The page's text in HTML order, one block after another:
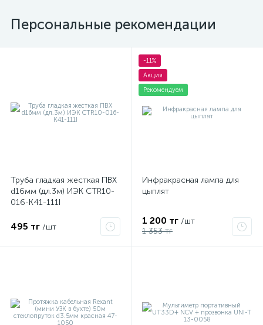
Персональные рекомендации
Труба гладкая жесткая ПВХ
d16мм (дл.3м) ИЭК CTR10-
016-K41-111I
495 тг /шт
-11%
Акция
Рекомендуем
Инфракрасная лампа для
цыплят
1 200 тг /шт
1 353 тг